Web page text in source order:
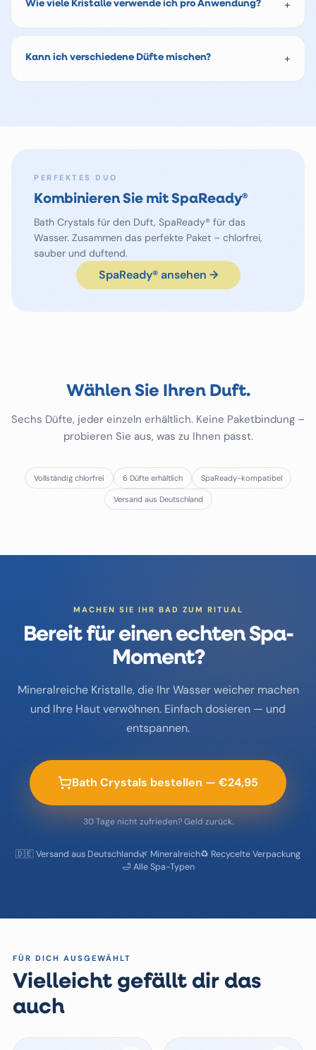
Wie viele Kristalle verwende ich pro Anwendung? +
Kann ich verschiedene Düfte mischen? +
PERFEKTES DUO
Kombinieren Sie mit SpaReady®
Bath Crystals für den Duft, SpaReady® für das
Wasser. Zusammen das perfekte Paket – chlorfrei,
sauber und duftend.
SpaReady® ansehen →
Wählen Sie Ihren Duft.
Sechs Düfte, jeder einzeln erhältlich. Keine Paketbindung –
probieren Sie aus, was zu Ihnen passt.
Vollständig chlorfrei 6 Düfte erhältlich SpaReady-kompatibel
Versand aus Deutschland
MACHEN SIE IHR BAD ZUM RITUAL
Bereit für einen echten Spa-
Moment?
Mineralreiche Kristalle, die Ihr Wasser weicher machen
und Ihre Haut verwöhnen. Einfach dosieren — und
entspannen.
Bath Crystals bestellen — €24,95
30 Tage nicht zufrieden? Geld zurück.
🇩🇪 Versand aus Deutschland🌿 Mineralreich♻️ Recycelte Verpackung
🛁 Alle Spa-Typen
FÜR DICH AUSGEWÄHLT
Vielleicht gefällt dir das
auch